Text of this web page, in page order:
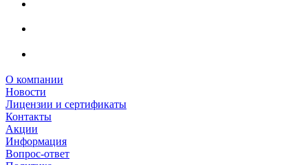
О компании
Новости
Лицензии и сертификаты
Контакты
Акции
Информация
Вопрос-ответ